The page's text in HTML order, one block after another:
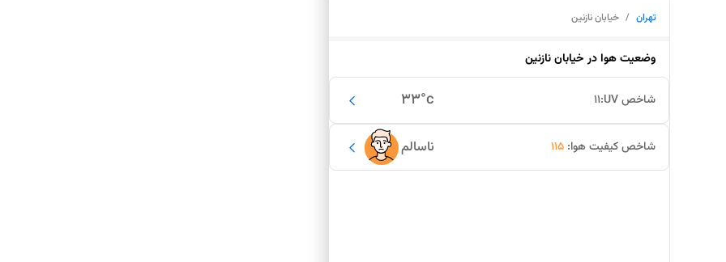
تهران / خیابان نازنین
وضعیت هوا درخیابان نازنین
33°c شاخص UV: 11
ناسالم شاخص کیفیت هوا: 115